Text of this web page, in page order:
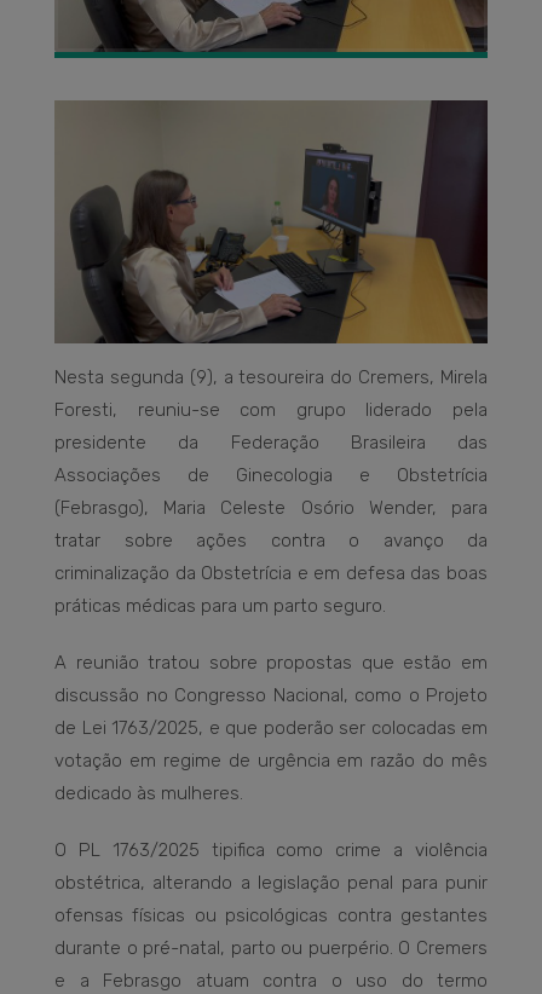
Nesta segunda (9), a tesoureira do Cremers, Mirela
Foresti, reuniu-se com grupo liderado pela
presidente da Federação Brasileira das
Associações de Ginecologia e Obstetrícia
(Febrasgo), Maria Celeste Osório Wender, para
tratar sobre ações contra o avanço da
criminalização da Obstetrícia e em defesa das boas
práticas médicas para um parto seguro.
A reunião tratou sobre propostas que estão em
discussão no Congresso Nacional, como o Projeto
de Lei 1763/2025, e que poderão ser colocadas em
votação em regime de urgência em razão do mês
dedicado às mulheres.
O PL 1763/2025 tipifica como crime a violência
obstétrica, alterando a legislação penal para punir
ofensas físicas ou psicológicas contra gestantes
durante o pré-natal, parto ou puerpério. O Cremers
e a Febrasgo atuam contra o uso do termo